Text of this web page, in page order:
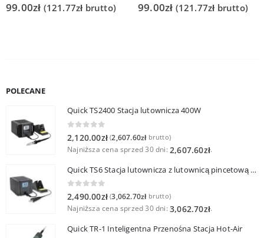
99.00zł (121.77zł brutto) 99.00zł (121.77zł brutto)
POLECANE
Quick TS2400 Stacja lutownicza 400W
2,120.00zł (2,607.60złbrutto)
Najniższa cena sprzed 30 dni: 2,607.60zł.
Quick TS6 Stacja lutownicza z lutownicą pincetową 60W
0 out of 5
2,490.00zł (3,062.70złbrutto)
Najniższa cena sprzed 30 dni: 3,062.70zł.
Quick TR-1 Inteligentna Przenośna Stacja Hot-Air